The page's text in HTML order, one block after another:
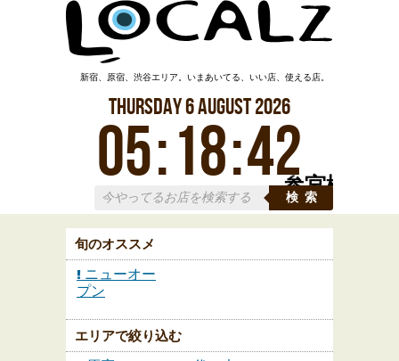
参宮橋
新宿、原宿、渋谷エリア。いまあいてる、いい店、使える店。
Thursday6August2026
05:18:43
検索
旬のオススメ
ニューオー
プン
エリアで絞り込む